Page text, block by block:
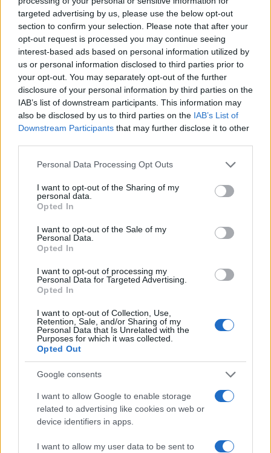
targeted advertising by us, please use the below opt-out
section to confirm your selection. Please note that after your
opt-out request is processed you may continue seeing
interest-based ads based on personal information utilized by
us or personal information disclosed to third parties prior to
your opt-out. You may separately opt-out of the further
disclosure of your personal information by third parties on the
IAB’s list of downstream participants. This information may
also be disclosed by us to third parties on the IAB’s List of
Downstream Participants that may further disclose it to other
Please note that this website/app uses one or more Google
not limited to your visit or usage behaviour. You may click to
grant or deny consent to Google and its third-party tags to
use your data for below specified purposes in below Google
consent section.
Personal Data Processing Opt Outs
I want to opt-out of the Sharing of my
personal data.
Opted In
I want to opt-out of the Sale of my
Personal Data.
Opted In
I want to opt-out of processing my
Personal Data for Targeted Advertising.
Opted In
I want to opt-out of Collection, Use,
Retention, Sale, and/or Sharing of my
Personal Data that Is Unrelated with the
Purposes for which it was collected.
Opted Out
Google consents
I want to allow Google to enable storage
related to advertising like cookies on web or
device identifiers in apps.
I want to allow my user data to be sent to
AiAdhubMedia
Continua a leggere
PEOPLE NEWS